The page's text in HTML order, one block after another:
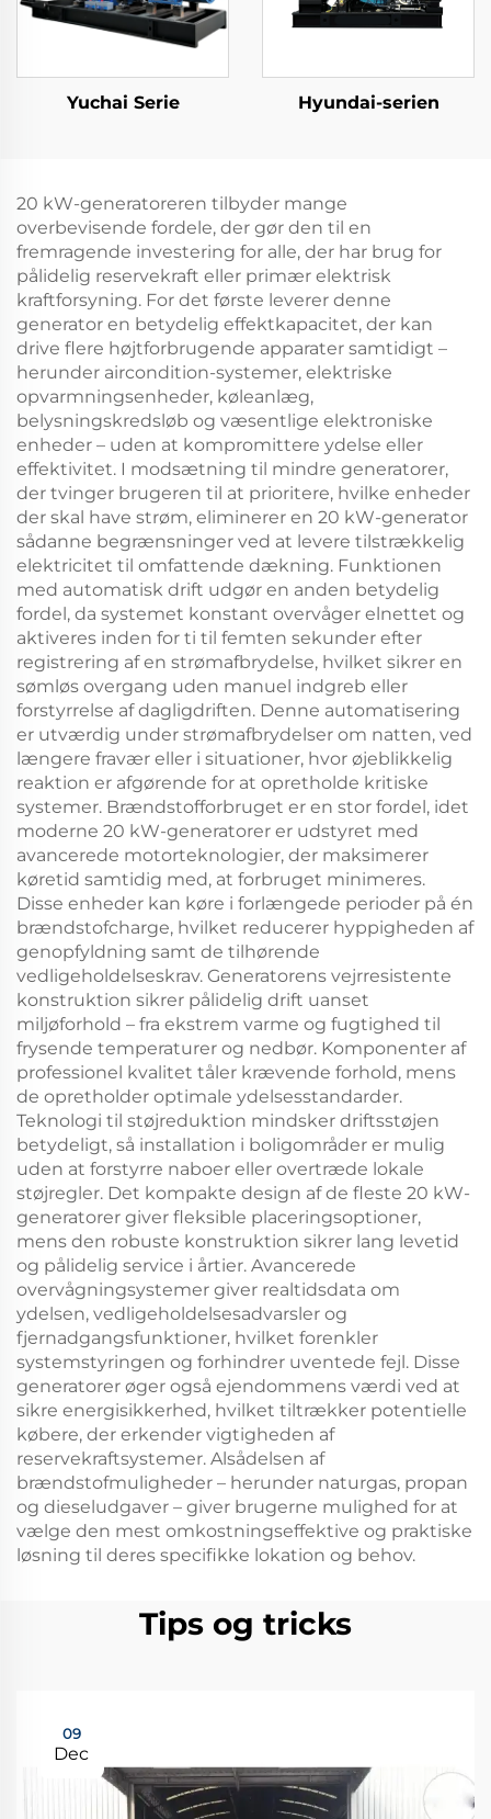
Yuchai Serie Hyundai-serien
20 kW-generatoreren tilbyder mange
overbevisende fordele, der gør den til en
fremragende investering for alle, der har brug for
pålidelig reservekraft eller primær elektrisk
kraftforsyning. For det første leverer denne
generator en betydelig effektkapacitet, der kan
drive flere højtforbrugende apparater samtidigt –
herunder aircondition-systemer, elektriske
opvarmningsenheder, køleanlæg,
belysningskredsløb og væsentlige elektroniske
enheder – uden at kompromittere ydelse eller
effektivitet. I modsætning til mindre generatorer,
der tvinger brugeren til at prioritere, hvilke enheder
der skal have strøm, eliminerer en 20 kW-generator
sådanne begrænsninger ved at levere tilstrækkelig
elektricitet til omfattende dækning. Funktionen
med automatisk drift udgør en anden betydelig
fordel, da systemet konstant overvåger elnettet og
aktiveres inden for ti til femten sekunder efter
registrering af en strømafbrydelse, hvilket sikrer en
sømløs overgang uden manuel indgreb eller
forstyrrelse af dagligdriften. Denne automatisering
er utværdig under strømafbrydelser om natten, ved
længere fravær eller i situationer, hvor øjeblikkelig
reaktion er afgørende for at opretholde kritiske
systemer. Brændstofforbruget er en stor fordel, idet
moderne 20 kW-generatorer er udstyret med
avancerede motorteknologier, der maksimerer
køretid samtidig med, at forbruget minimeres.
Disse enheder kan køre i forlængede perioder på én
brændstofcharge, hvilket reducerer hyppigheden af
genopfyldning samt de tilhørende
vedligeholdelseskrav. Generatorens vejrresistente
konstruktion sikrer pålidelig drift uanset
miljøforhold – fra ekstrem varme og fugtighed til
frysende temperaturer og nedbør. Komponenter af
professionel kvalitet tåler krævende forhold, mens
de opretholder optimale ydelsesstandarder.
Teknologi til støjreduktion mindsker driftsstøjen
betydeligt, så installation i boligområder er mulig
uden at forstyrre naboer eller overtræde lokale
støjregler. Det kompakte design af de fleste 20 kW-
generatorer giver fleksible placeringsoptioner,
mens den robuste konstruktion sikrer lang levetid
og pålidelig service i årtier. Avancerede
overvågningsystemer giver realtidsdata om
ydelsen, vedligeholdelsesadvarsler og
fjernadgangsfunktioner, hvilket forenkler
systemstyringen og forhindrer uventede fejl. Disse
generatorer øger også ejendommens værdi ved at
sikre energisikkerhed, hvilket tiltrækker potentielle
købere, der erkender vigtigheden af
reservekraftsystemer. Alsådelsen af
brændstofmuligheder – herunder naturgas, propan
og dieseludgaver – giver brugerne mulighed for at
vælge den mest omkostningseffektive og praktiske
løsning til deres specifikke lokation og behov.
Tips og tricks
09
Dec